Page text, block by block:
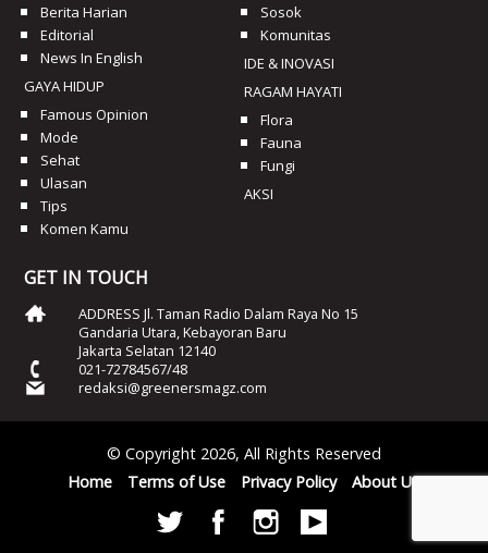
Berita Harian
Editorial
News In English
GAYA HIDUP
Famous Opinion
Mode
Sehat
Ulasan
Tips
Komen Kamu
Sosok
Komunitas
IDE & INOVASI
RAGAM HAYATI
Flora
Fauna
Fungi
AKSI
GET IN TOUCH
ADDRESS Jl. Taman Radio Dalam Raya No 15
Gandaria Utara, Kebayoran Baru
Jakarta Selatan 12140
021-72784567/48
redaksi@greenersmagz.com
© Copyright 2026, All Rights Reserved
Home
Terms of Use Privacy Policy About Us